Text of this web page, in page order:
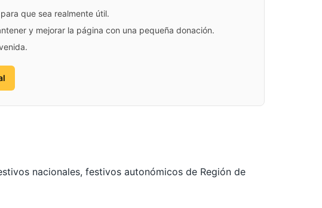
que sea realmente útil.
y mejorar la página con una pequeña donación.
nacionales, festivos autonómicos de Región de